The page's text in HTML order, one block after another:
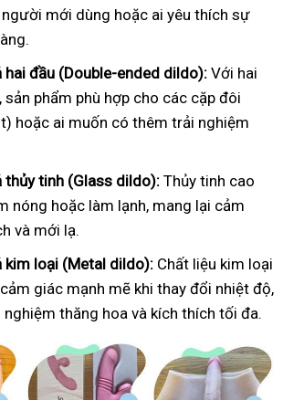
mới dùng hoặc ai yêu thích sự
hai đầu (Double-ended dildo): Với hai
sản phẩm phù hợp cho các cặp đôi
hoặc ai muốn có thêm trải nghiệm
thủy tinh (Glass dildo): Thủy tinh cao
nóng hoặc làm lạnh, mang lại cảm
và mới lạ.
kim loại (Metal dildo): Chất liệu kim loại
giác mạnh mẽ khi thay đổi nhiệt độ,
thăng hoa và kích thích tối đa.